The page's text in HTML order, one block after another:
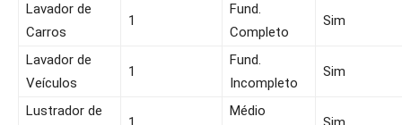
Lavador de
Carros
1
Fund.
Completo
Sim
Lavador de
Veículos
1
Fund.
Incompleto
Sim
Lustrador de
Médio